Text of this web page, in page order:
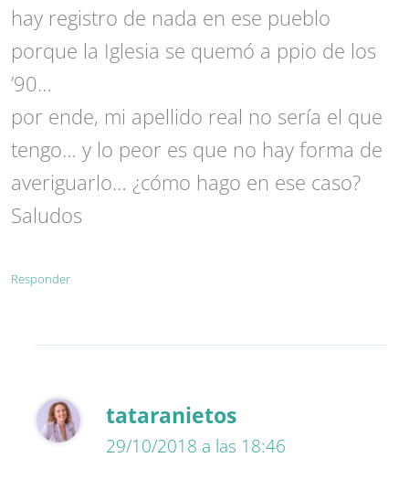
hay registro de nada en ese pueblo
porque la Iglesia se quemó a ppio de los
’90…
por ende, mi apellido real no sería el que
tengo… y lo peor es que no hay forma de
averiguarlo… ¿cómo hago en ese caso?
Saludos
Responder
tataranietos
29/10/2018 a las 18:46